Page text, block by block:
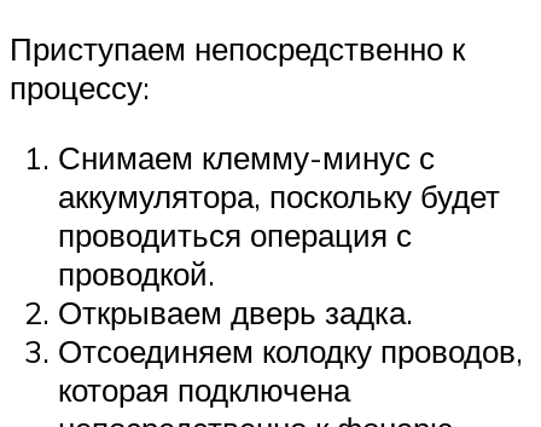
Приступаем непосредственно к
процессу:
Снимаем клемму-минус с
аккумулятора, поскольку будет
проводиться операция с
проводкой.
Открываем дверь задка.
Отсоединяем колодку проводов,
которая подключена